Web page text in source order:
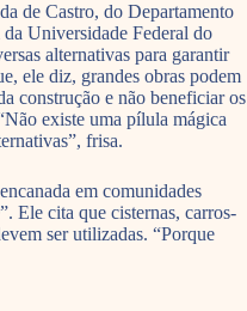
de Castro, do Departamento
Universidade Federal do
alternativas para garantir
ele diz, grandes obras podem
construção e não beneficiar os
existe uma pílula mágica
frisa.
em comunidades
Ele cita que cisternas, carros-
ser utilizadas. “Porque